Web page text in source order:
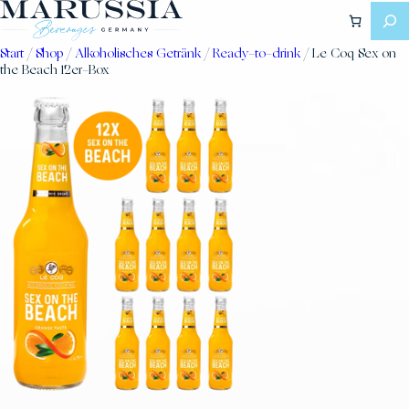
Zum
springen
Start/Shop/Alkoholisches Getränk/Ready-to-drink/ Le Coq Sex on
the Beach 12er-Box